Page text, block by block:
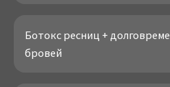
Ботокс ресниц +
бровей